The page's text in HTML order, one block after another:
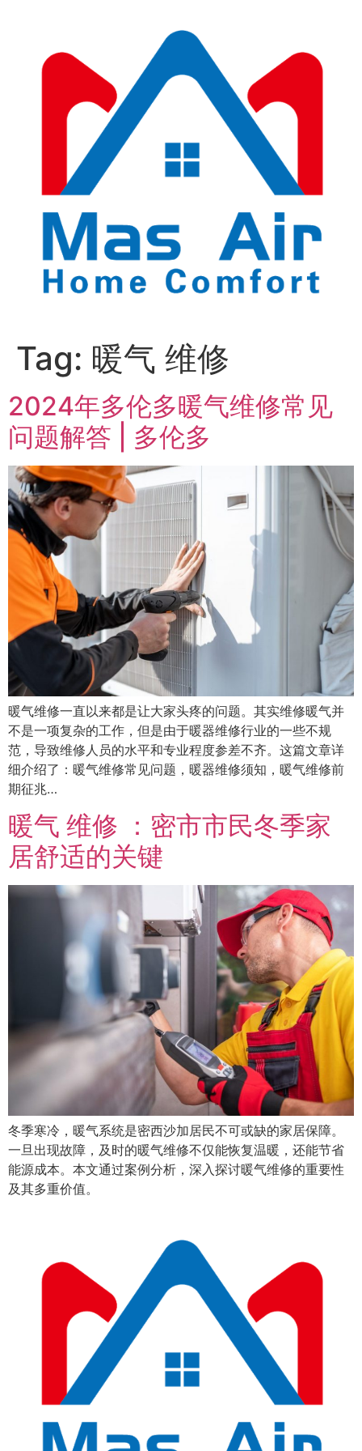
Tag: 暖气 维修
2024年多伦多暖气维修常见
问题解答 | 多伦多
暖气维修一直以来都是让大家头疼的问题。其实维修暖气并
不是一项复杂的工作，但是由于暖器维修行业的一些不规
范，导致维修人员的水平和专业程度参差不齐。这篇文章详
细介绍了：暖气维修常见问题，暖器维修须知，暖气维修前
期征兆…
暖气 维修 ：密市市民冬季家
居舒适的关键
冬季寒冷，暖气系统是密西沙加居民不可或缺的家居保障。
一旦出现故障，及时的暖气维修不仅能恢复温暖，还能节省
能源成本。本文通过案例分析，深入探讨暖气维修的重要性
及其多重价值。